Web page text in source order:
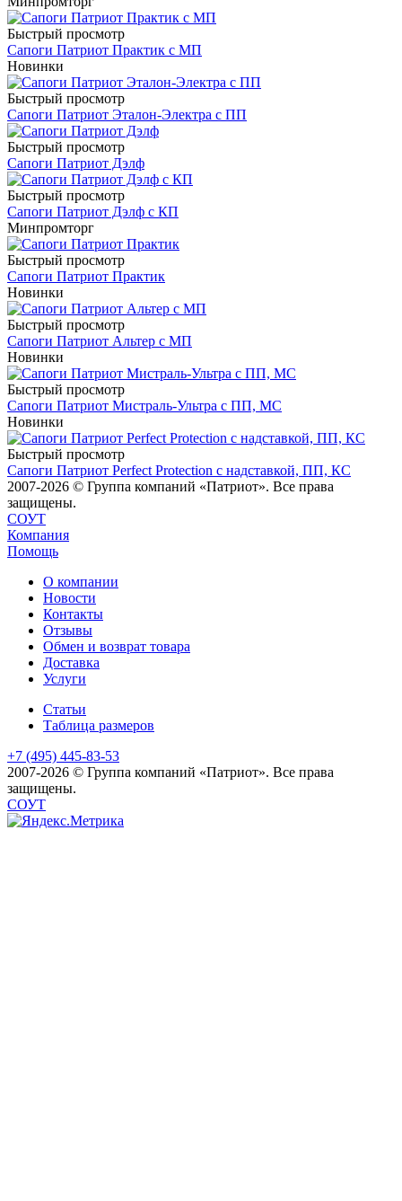
Быстрый просмотр
Сапоги Патриот Практик с МП
Новинки
Быстрый просмотр
Сапоги Патриот Эталон-Электра с ПП
Быстрый просмотр
Сапоги Патриот Дэлф
Быстрый просмотр
Сапоги Патриот Дэлф с КП
Минпромторг
Быстрый просмотр
Сапоги Патриот Практик
Новинки
Быстрый просмотр
Сапоги Патриот Альтер с МП
Новинки
Быстрый просмотр
Сапоги Патриот Мистраль-Ультра с ПП, МС
Новинки
Быстрый просмотр
Сапоги Патриот Perfect Protection с надставкой, ПП, КС
2007-2026 © Группа компаний «Патриот». Все права
защищены.
СОУТ
Компания
Помощь
О компании
Новости
Контакты
Отзывы
Обмен и возврат товара
Доставка
Услуги
Статьи
Таблица размеров
+7 (495) 445-83-53
2007-2026 © Группа компаний «Патриот». Все права
защищены.
СОУТ